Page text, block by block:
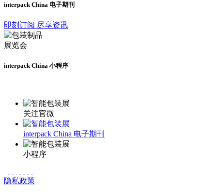
interpack China 电子期刊
即刻订阅 尽享资讯
interpack China 小程序
关注官微
interpack China 电子期刊
小程序
隐私政策